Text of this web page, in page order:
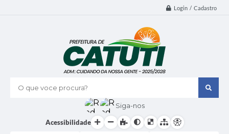
Login / Cadastro
O que voce procura?
Siga-nos
Acessibilidade